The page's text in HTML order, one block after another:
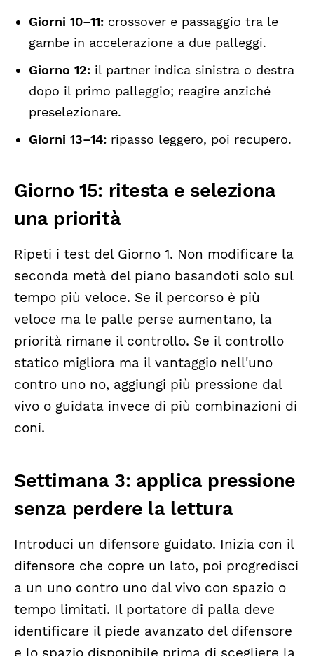
Giorni 10–11:crossover e passaggio tra le
gambe in accelerazione a due palleggi.
Giorno 12:il partner indica sinistra o destra
dopo il primo palleggio; reagire anziché
preselezionare.
Giorni 13–14:ripasso leggero, poi recupero.
Giorno 15: ritesta e seleziona
una priorità
Ripeti i test del Giorno 1. Non modificare la
seconda metà del piano basandoti solo sul
tempo più veloce. Se il percorso è più
veloce ma le palle perse aumentano, la
priorità rimane il controllo. Se il controllo
statico migliora ma il vantaggio nell'uno
contro uno no, aggiungi più pressione dal
vivo o guidata invece di più combinazioni di
coni.
Settimana 3: applica pressione
senza perdere la lettura
Introduci un difensore guidato. Inizia con il
difensore che copre un lato, poi progredisci
a un uno contro uno dal vivo con spazio o
tempo limitati. Il portatore di palla deve
identificare il piede avanzato del difensore
e lo spazio disponibile prima di scegliere la